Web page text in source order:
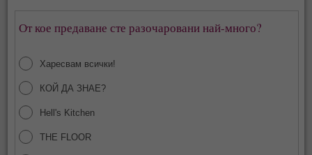
От кое предаване сте разочаровани най-много?
Харесвам всички!
КОЙ ДА ЗНАЕ?
Hell's Kitchen
THE FLOOR